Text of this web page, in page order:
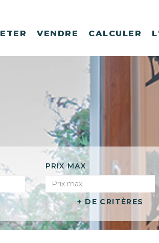
VENDRE CALCULER
PRIX MAX
+ DE CRITÈRES